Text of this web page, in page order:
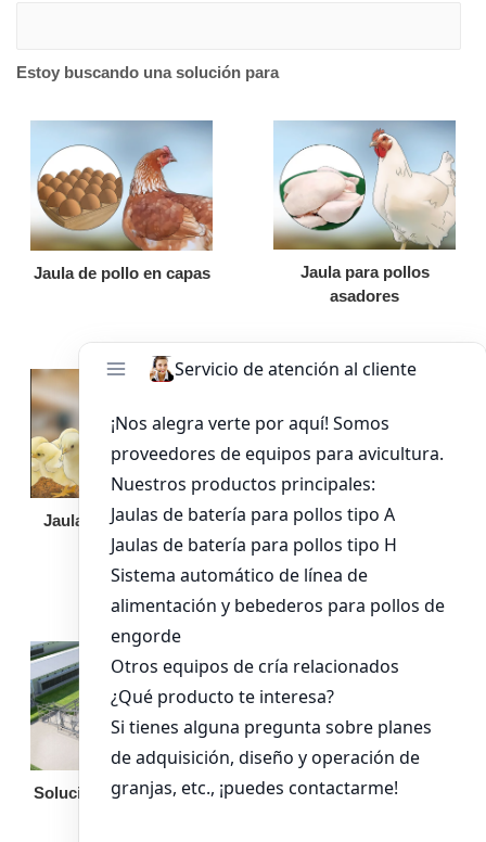
Estoy buscando una solución para
Jaula de pollo en capas
Jaula para pollos
asadores
Jaula de pollo pollita
Bandeja de
alimentación para
pollos de engorde
Solución llave en mano Otro equipo